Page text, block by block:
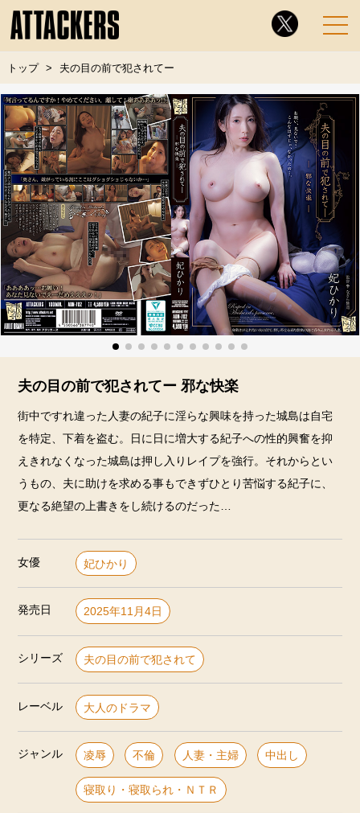
トップ 夫の目の前で犯されてー
夫の目の前で犯されてー 邪な快楽
街中ですれ違った人妻の紀子に淫らな興味を持った城島は自宅
を特定、下着を盗む。日に日に増大する紀子への性的興奮を抑
えきれなくなった城島は押し入りレイプを強行。それからとい
うもの、夫に助けを求める事もできずひとり苦悩する紀子に、
更なる絶望の上書きをし続けるのだった…
女優 妃ひかり
発売日 2025年11月4日
シリーズ 夫の目の前で犯されて
レーベル 大人のドラマ
ジャンル 凌辱 不倫 人妻・主婦 中出し
寝取り・寝取られ・ＮＴＲ